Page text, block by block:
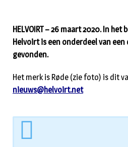
HELVOIRT – 26 maart 2020. In
Helvoirt is een onderdeel van
gevonden.
Het merk is Røde (zie foto) is dit
nieuws@helvoirt.net